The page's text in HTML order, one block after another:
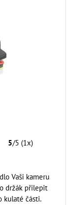
5/5 (1x)
Vaši kameru
držák přilepit
kulaté části.